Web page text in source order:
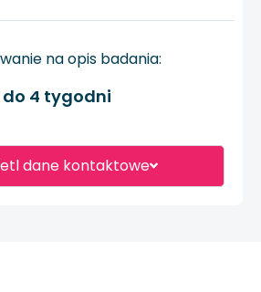
dane kontaktowe
na opis badania:
do 4 tygodni